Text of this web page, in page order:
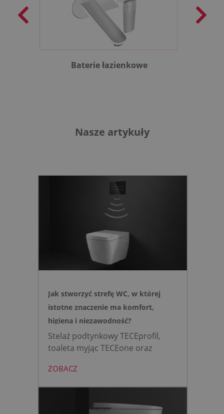
Baterie łazienkowe
Nasze artykuły
Jak stworzyć strefę WC, w której
istotne znaczenie ma komfort,
higiena i niezawodność?
Stelaż podtynkowy TECEprofil,
toaleta myjąc TECEone oraz
mini to zestaw, który warto
wybrać, gdy zależy nam na
bezpiecznej strefie WC. Zamiast
ZOBACZ